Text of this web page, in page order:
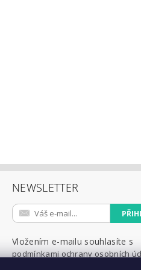
NEWSLETTER
Vložením e-mailu souhlasíte s
podmínkami ochrany osobních